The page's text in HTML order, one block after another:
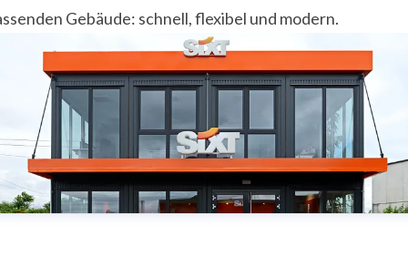
Gebäude: schnell, flexibel und modern.